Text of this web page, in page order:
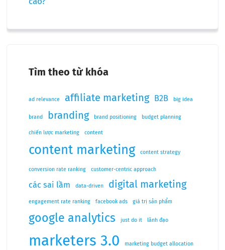
Tìm theo từ khóa
ad relevance affiliate marketing B2B big idea
brand branding brand positioning budget planning
chiến lược marketing content
content marketing content strategy
conversion rate ranking customer-centric approach
các sai lầm data-driven digital marketing
engagement rate ranking facebook ads giá trị sản phẩm
google analytics just do it lãnh đạo
marketers 3.0 marketing budget allocation